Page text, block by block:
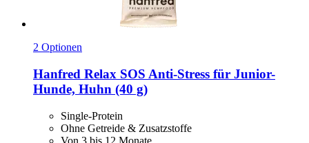
2 Optionen
Hanfred Relax SOS Anti-​Stress für Junior-​
Hunde, Huhn (40 g)
Single-Protein
Ohne Getreide & Zusatzstoffe
Von 3 bis 12 Monate